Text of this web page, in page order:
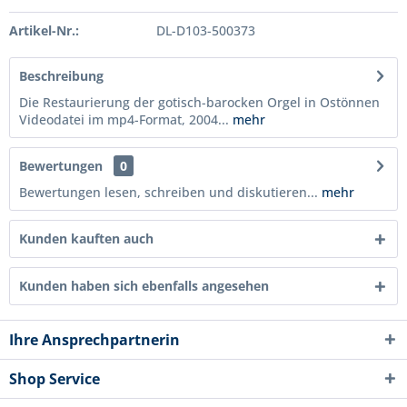
Artikel-Nr.: DL-D103-500373
Beschreibung
Die Restaurierung der gotisch-barocken Orgel in Ostönnen
Videodatei im mp4-Format, 2004... mehr
Bewertungen
0
Bewertungen lesen, schreiben und diskutieren... mehr
Kunden kauften auch
Kunden haben sich ebenfalls angesehen
Ihre Ansprechpartnerin
Shop Service